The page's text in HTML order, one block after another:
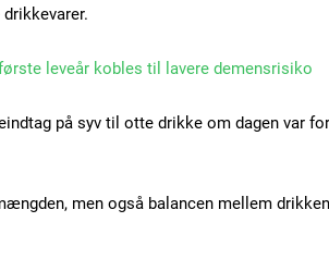
leveår kobles til lavere demensrisiko
på syv til otte drikke om dagen var
men også balancen mellem